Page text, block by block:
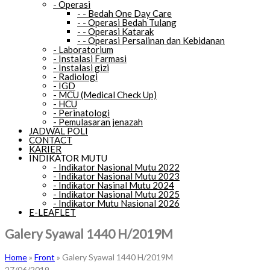
- Operasi
- - Bedah One Day Care
- - Operasi Bedah Tulang
- - Operasi Katarak
- - Operasi Persalinan dan Kebidanan
- Laboratorium
- Instalasi Farmasi
- Instalasi gizi
- Radiologi
- IGD
- MCU (Medical Check Up)
- HCU
- Perinatologi
- Pemulasaran jenazah
JADWAL POLI
CONTACT
KARIER
INDIKATOR MUTU
- Indikator Nasional Mutu 2022
- Indikator Nasional Mutu 2023
- Indikator Nasinal Mutu 2024
- Indikator Nasional Mutu 2025
- Indikator Mutu Nasional 2026
E-LEAFLET
Galery Syawal 1440 H/2019M
Home» Front » Galery Syawal 1440 H/2019M